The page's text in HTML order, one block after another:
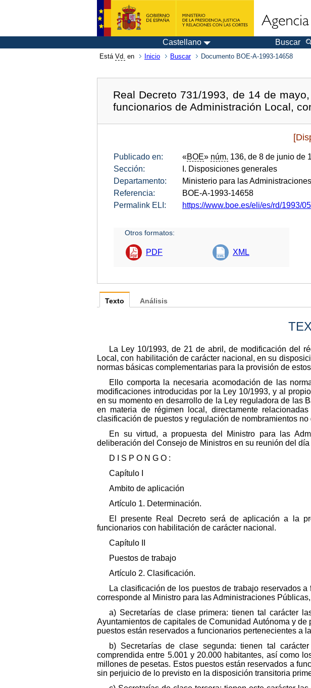
Castellano Buscar
Está Vd. en Inicio Buscar Documento BOE-A-1993-14658
Real Decreto 731/1993, de 14 de
funcionarios de Administración Local,
Publicado en: «BOE» núm. 136, de 8 de junio de
Sección:
I. Disposiciones generales
Departamento:
Ministerio para las
Referencia:
BOE-A-1993-14658
Permalink ELI:
https://www.boe.es/eli/es/rd/1993/
Otros formatos:
PDF XML
Texto
La Ley 10/1993, de 21 de abril, de modificación del
Local, con habilitación de carácter nacional, en su
normas básicas complementarias para la provisión de
Ello comporta la necesaria acomodación de las
modificaciones introducidas por la Ley 10/1993, y al
en su momento en desarrollo de la Ley reguladora de las
en materia de régimen local, directamente
clasificación de puestos y regulación de nombramientos no
En su virtud, a propuesta del Ministro para las
deliberación del Consejo de Ministros en su reunión del
D I S P O N G O :
Capítulo I
Ambito de aplicación
Artículo 1. Determinación.
El presente Real Decreto será de aplicación a la
funcionarios con habilitación de carácter nacional.
Capítulo II
Puestos de trabajo
Artículo 2. Clasificación.
La clasificación de los puestos de trabajo reservados
corresponde al Ministro para las Administraciones
a) Secretarías de clase primera: tienen tal carácter
Ayuntamientos de capitales de Comunidad Autónoma y
puestos están reservados a funcionarios pertenecientes a
b) Secretarías de clase segunda: tienen tal
comprendida entre 5.001 y 20.000 habitantes, así como
millones de pesetas. Estos puestos están reservados a
sin perjuicio de lo previsto en la disposición transitoria
Análisis